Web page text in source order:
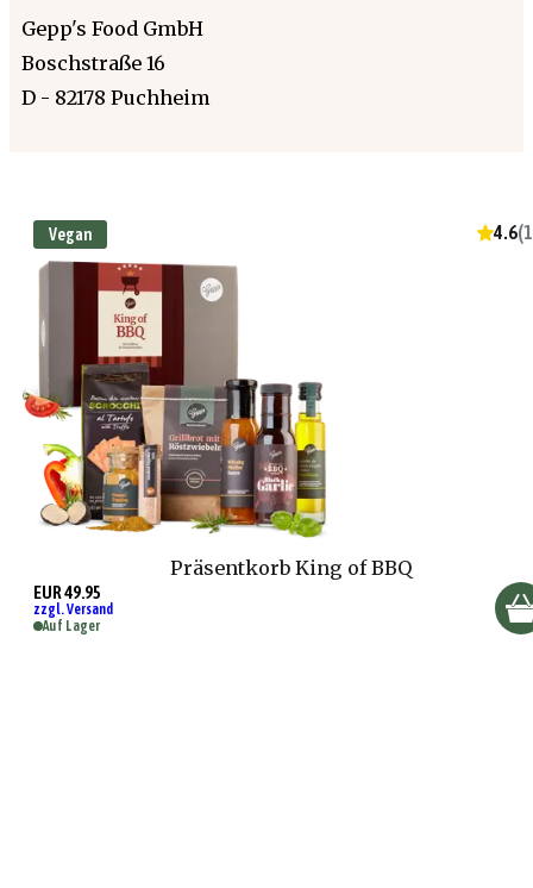
Gepp's Food GmbH
Boschstraße 16
D - 82178 Puchheim
Vegan 4.6(
Präsentkorb King of BBQ
EUR 49.95
zzgl. Versand
Auf Lager